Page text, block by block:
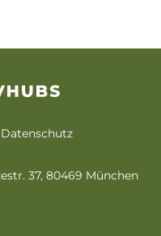
Datenschutz
37, 80469 München